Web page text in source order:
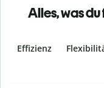
Alles, was
Effizienz